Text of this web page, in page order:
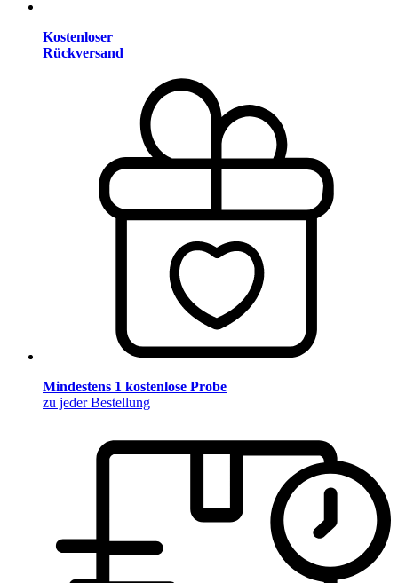
Kostenloser
Rückversand
Mindestens 1 kostenlose Probe
zu jeder Bestellung